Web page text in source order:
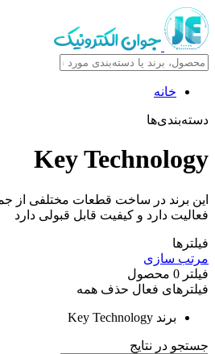
خانه
دسته‌بندی‌ها
Key Technology
این برند در ساخت قطعات مختلفی از
فعالیت دارد و کیفیت قابل قبولی دارد
فیلترها
مرتب سازی
فیلتر 0 محصول
فیلترهای فعال حذف همه
برند Key Technology
جستجو در نتایج